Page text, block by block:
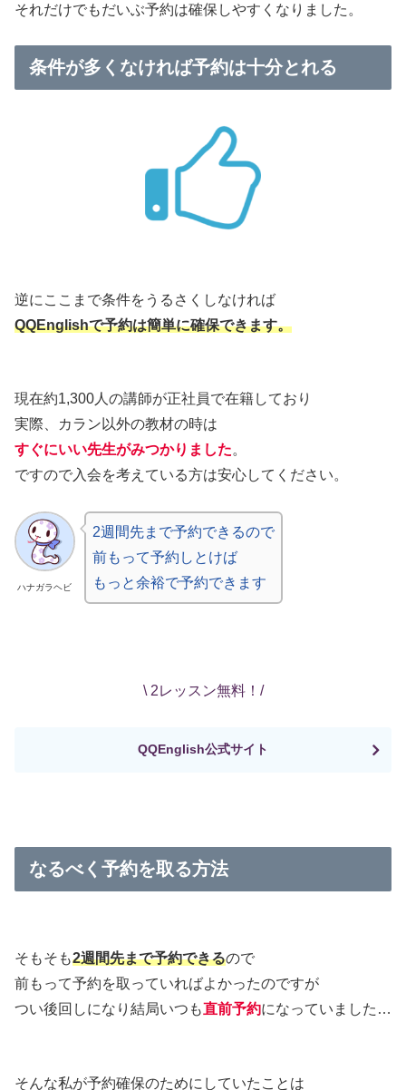
それだけでもだいぶ予約は確保しやすくなりました。
条件が多くなければ予約は十分とれる
逆にここまで条件をうるさくしなければ
QQEnglishで予約は簡単に確保できます。
現在約1,300人の講師が正社員で在籍しており
実際、カラン以外の教材の時は
すぐにいい先生がみつかりました。
ですので入会を考えている方は安心してください。
ハナガラヘビ
2週間先まで予約できるので
前もって予約しとけば
もっと余裕で予約できます
\ 2レッスン無料！/
QQEnglish公式サイト
なるべく予約を取る方法
そもそも2週間先まで予約できるので
前もって予約を取っていればよかったのですが
つい後回しになり結局いつも直前予約になっていました…
そんな私が予約確保のためにしていたことは